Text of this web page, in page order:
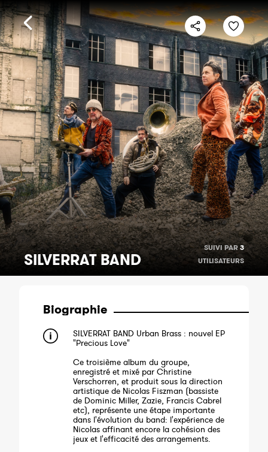
SILVERRAT BAND
SUIVI PAR 3
UTILISATEURS
Biographie
SILVERRAT BAND Urban Brass : nouvel EP
"Precious Love"
Ce troisième album du groupe,
enregistré et mixé par Christine
Verschorren, et produit sous la direction
artistique de Nicolas Fiszman (bassiste
de Dominic Miller, Zazie, Francis Cabrel
etc), représente une étape importante
dans l'évolution du band: l'expérience de
Nicolas affinant encore la cohésion des
jeux et l'efficacité des arrangements.